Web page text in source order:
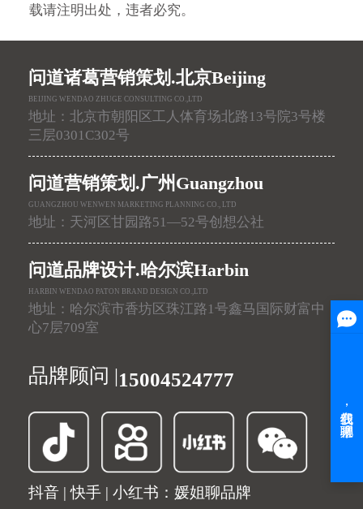
载请注明出处，违者必究。
问道诸葛营销策划.北京Beijing
BEIJING WENDAO ZHUGE CONSULTING CO.,LTD
地址：北京市朝阳区工人体育场北路13号院3号楼
三层0301C302号
问道营销策划.广州Guangzhou
GUANGZHOU WENWEN MARKETING PLANNING CO., LTD
地址：天河区甘园路51—52号创想公社
问道品牌设计.哈尔滨Harbin
HARBIN WENDAO PATON BRAND DESIGN CO.,LTD
地址：哈尔滨市香坊区珠江路1号鑫马国际财富中
心7层709室
品牌顾问 |15004524777
抖音 | 快手 | 小红书：媛姐聊品牌